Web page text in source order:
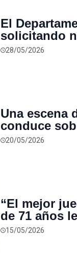
El
solicitando
bancaria de
28/05/2026
Una escena
conduce
20/05/2026
“El mejor
de 71 años
de las
15/05/2026